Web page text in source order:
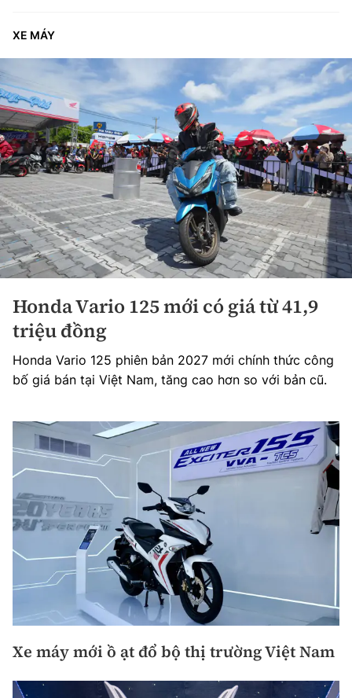
XE MÁY
Honda Vario 125 mới có giá từ 41,9
triệu đồng
Honda Vario 125 phiên bản 2027 mới chính thức công
bố giá bán tại Việt Nam, tăng cao hơn so với bản cũ.
Xe máy mới ồ ạt đổ bộ thị trường Việt Nam